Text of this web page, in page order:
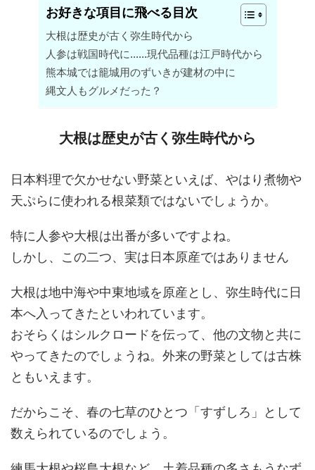
お好きな項目に飛べる目次
大根は歴史が古く弥生時代から
人参は戦国時代に……現代品種は江戸時代から
熊本城では籠城用のずいきが建材の中に
縄文人もグルメだった？
大根は歴史が古く弥生時代から
日本料理で欠かせない野菜といえば、やはり煮物や
天ぷらに使われる根菜類ではないでしょうか。
特に人参や大根は出番が多いですよね。
しかし、この二つ、実は日本原産ではありません
大根は地中海や中東地域を原産とし、弥生時代に日
本へ入ってきたといわれています。
おそらくはシルクロードを伝って、他の文物と共に
やってきたのでしょうね。外来の野菜としては古株
ともいえます。
だからこそ、春の七草のひとつ「すずしろ」として
数えられているのでしょう。